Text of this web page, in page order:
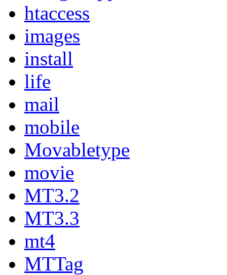
htaccess
images
install
life
mail
mobile
Movabletype
movie
MT3.2
MT3.3
mt4
MTTag